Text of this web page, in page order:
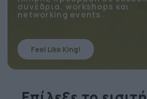
Πλήρης πρόσβαση σε έκθεση,
συνέδρια, workshops και
Feel Like King!